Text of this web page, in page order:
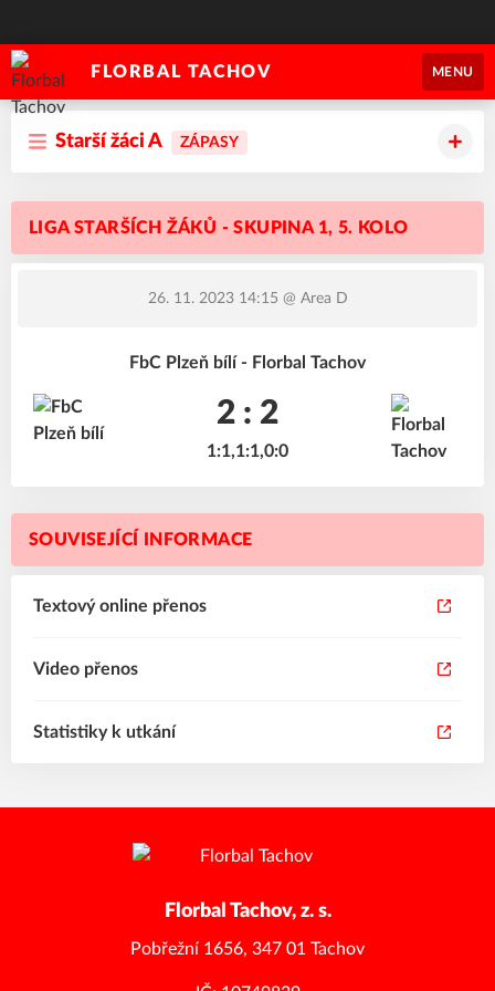
FLORBAL TACHOV MENU
Starší žáci A ZÁPASY
LIGA STARŠÍCH ŽÁKŮ - SKUPINA 1, 5. KOLO
26. 11. 2023 14:15 @ Area D
FbC Plzeň bílí - Florbal Tachov
2 : 2
1:1,1:1,0:0
SOUVISEJÍCÍ INFORMACE
Textový online přenos
Video přenos
Statistiky k utkání
Florbal Tachov, z. s.
Pobřežní 1656, 347 01 Tachov